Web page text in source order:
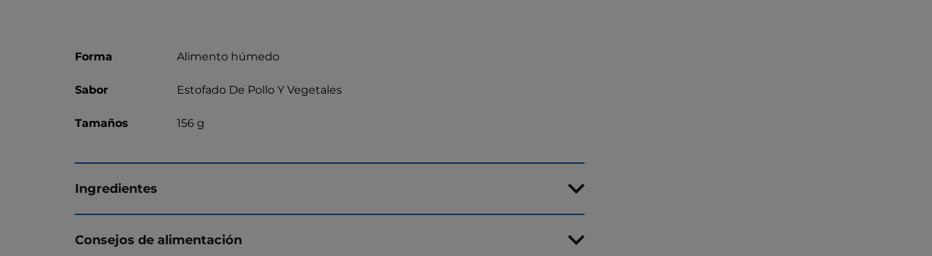
Forma Alimento húmedo
Sabor Estofado De Pollo Y Vegetales
Tamaños 156 g
Ingredientes
Consejos de alimentación